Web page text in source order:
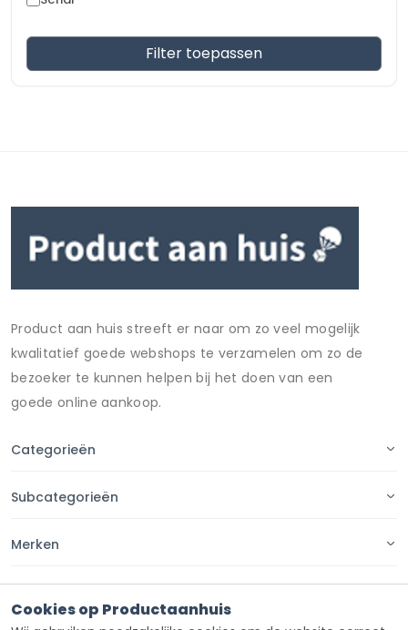
Filter toepassen
Product aan huis streeft er naar om zo veel mogelijk
kwalitatief goede webshops te verzamelen om zo de
bezoeker te kunnen helpen bij het doen van een
goede online aankoop.
Categorieën
Subcategorieën
Merken
Cookies op Productaanhuis